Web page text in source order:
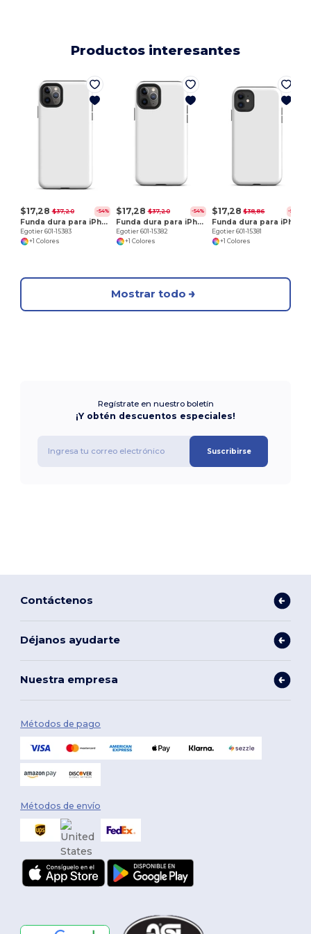
Productos interesantes
$17,28 $37,20 -54%
Funda dura para iPhone 11 Pro Max
Egotier 601-15383
+1 Colores
$17,28 $37,20 -54%
Funda dura para iPhone 11 Pro
Egotier 601-15382
+1 Colores
$17,28 $38,86 -56%
Egotier 601-15381
+1 Colores
Mostrar todo
Regístrate en nuestro boletín
¡Y obtén descuentos especiales!
Suscribirse
Contáctenos
Déjanos ayudarte
Nuestra empresa
Métodos de pago
Métodos de envío